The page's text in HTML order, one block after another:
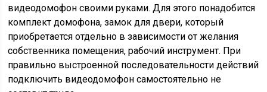
видеодомофон своими руками. Для этого понадобится
комплект домофона, замок для двери, который
приобретается отдельно в зависимости от желания
собственника помещения, рабочий инструмент. При
правильно выстроенной последовательности действий
подключить видеодомофон самостоятельно не